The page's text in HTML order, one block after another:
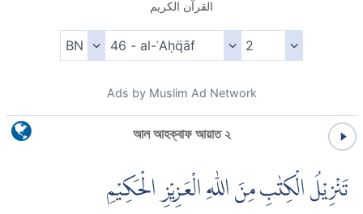
القرآن الكريم
Ads by Muslim Ad Network
আল আহক্বাফ আয়াত ২
تَنْزِيْلُ الْكِتٰبِ مِنَ اللّٰهِ الْعَزِيْزِ الْحَكِيْمِ